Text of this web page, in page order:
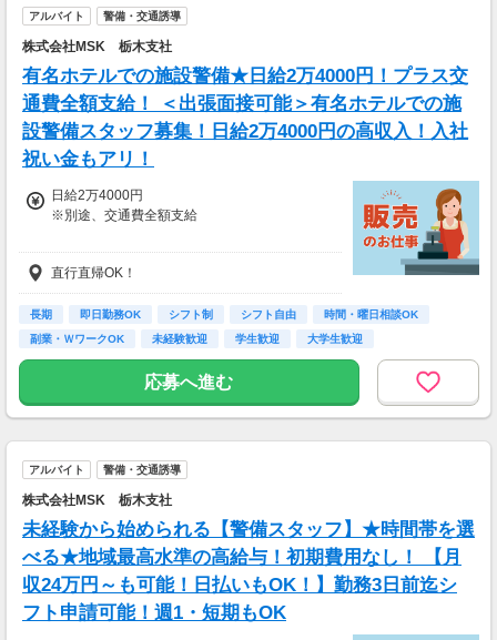
よって異なる）
支払方法：日払い・週払い
※日払いも週払いOK（規定あり）
（稼働開始時は手続き完了次第となります）
週払い：金曜日締め最短翌週火曜日にお給料GE
T♪
※交通費：別途全額支給
※車・バイク通勤に関して施設により異なる場
アルバイト 警備・交通誘導
株式会社MSK 栃木支社
有名ホテルでの施設警備★日給2万4000円！プラス交
通費全額支給！ ＜出張面接可能＞有名ホテルでの施
設警備スタッフ募集！日給2万4000円の高収入！入社
祝い金もアリ！
日給2万4000円
※別途、交通費全額支給
＜＜他にも下記手当を支給致します＞＞
■遠方手当：250円
■運転手当：250円
直行直帰OK！
長期 即日勤務OK シフト制 シフト自由
時間・曜日相談OK
副業・ＷワークOK
未経験歓迎 学生歓迎 大学生歓迎
応募へ進む
アルバイト 警備・交通誘導
株式会社MSK 栃木支社
未経験から始められる【警備スタッフ】★時間帯を選
べる★地域最高水準の高給与！初期費用なし！ 【月
収24万円～も可能！日払いもOK！】勤務3日前迄シ
フト申請可能！週1・短期もOK